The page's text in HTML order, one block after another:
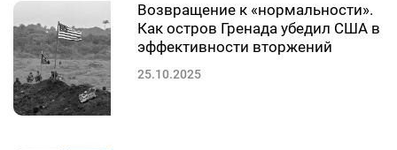
Возвращение к «нормальности».
Как остров Гренада убедил США в
эффективности вторжений
25.10.2025